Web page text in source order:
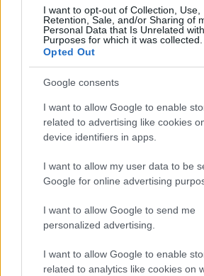
I want to opt-out of Collection, Use,
Retention, Sale, and/or Sharing of
Personal Data that Is Unrelated
Purposes for which it was collected.
Opted Out
Google consents
I want to allow Google to enable
related to advertising like cookies
device identifiers in apps.
I want to allow my user data to be
Google for online advertising
I want to allow Google to send me
personalized advertising.
I want to allow Google to enable
related to analytics like cookies on
Diéta az időjárás
Kiegyensúlyozott étkezést
kevés!)
A következő élelmiszerek
cékla
mazsola
narancs
magok
hagyma
előrejelzést és igyekezzél a rád
tevékenységeket csökkenteni!